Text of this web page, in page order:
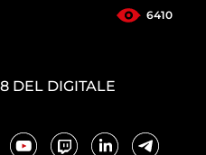
6410
DEL DIGITALE